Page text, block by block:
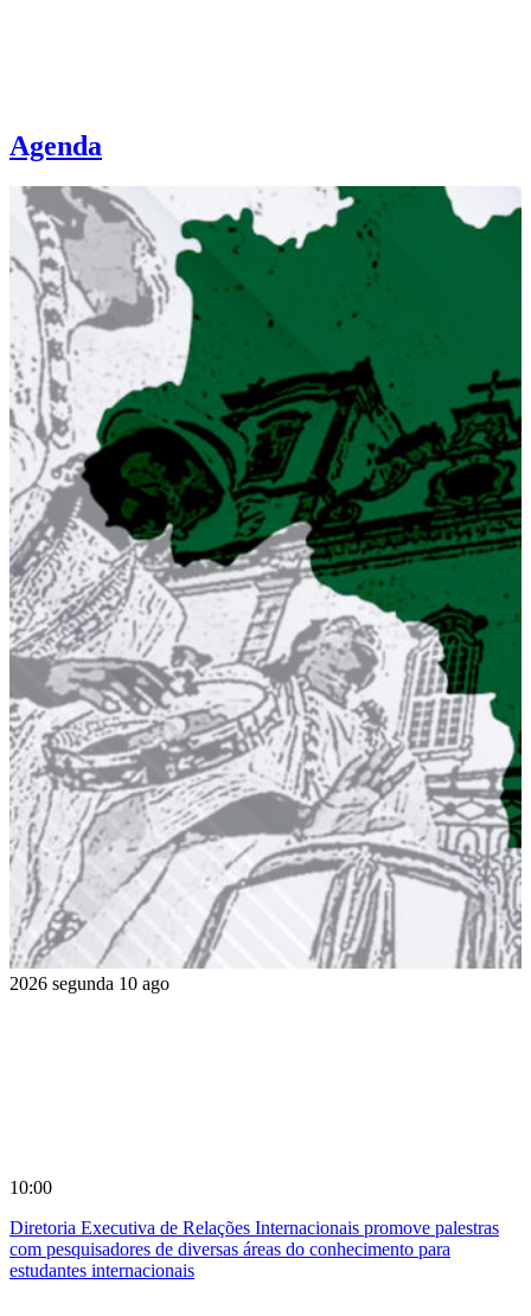
Agenda
2026 segunda 10 ago
10:00
Diretoria Executiva de Relações Internacionais promove palestras
com pesquisadores de diversas áreas do conhecimento para
estudantes internacionais